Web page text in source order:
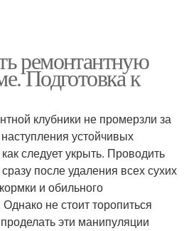
ремонтантную
Подготовка к
клубники не промерзли за
устойчивых
следует укрыть. Проводить
после удаления всех сухих
и обильного
не стоит торопиться
эти манипуляции